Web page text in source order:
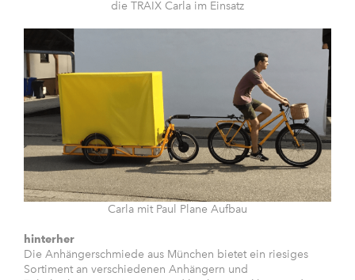
die TRAIX Carla im Einsatz
Carla mit Paul Plane Aufbau
hinterher
Die Anhängerschmiede aus München bietet ein riesiges
Sortiment an verschiedenen Anhängern und